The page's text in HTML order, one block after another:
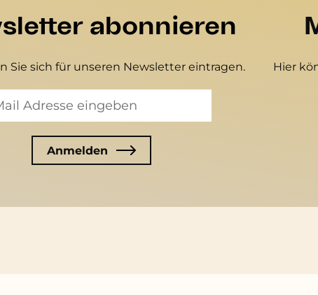
abonnieren
Sie sich für unseren Newsletter eintragen. Hier